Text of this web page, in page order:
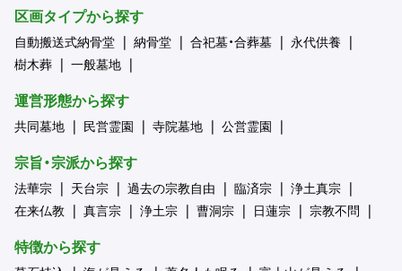
区画タイプから探す
自動搬送式納骨堂 納骨堂 合祀墓・合葬墓
永代供養
樹木葬
一般墓地
運営形態から探す
共同墓地 民営霊園 寺院墓地 公営霊園
宗旨・宗派から探す
法華宗 天台宗 過去の宗教自由 臨済宗
浄土真宗
在来仏教
真言宗 浄土宗 曹洞宗 日蓮宗 宗教不問
特徴から探す